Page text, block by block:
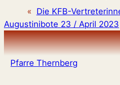
« Die KFB-
Augustinibote 23 / April 2023
Pfarre Thernberg